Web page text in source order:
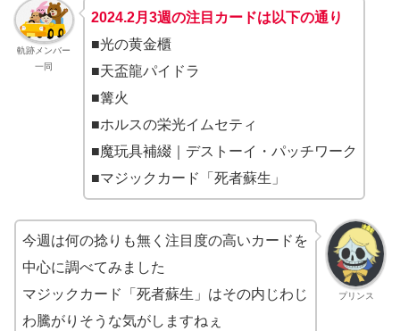
軌跡メンバー
一同
2024.2月3週の注目カードは以下の通り
■光の黄金櫃
■天盃龍パイドラ
■篝火
■ホルスの栄光イムセティ
■魔玩具補綴｜デストーイ・パッチワーク
■マジックカード「死者蘇生」
プリンス
今週は何の捻りも無く注目度の高いカードを
中心に調べてみました
マジックカード「死者蘇生」はその内じわじ
わ騰がりそうな気がしますねぇ